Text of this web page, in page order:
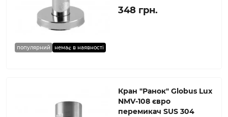
популярний немає в наявності
348 грн.
Кран ″Ранок″ Globus Lux
NMV-108 євро
перемикач SUS 304